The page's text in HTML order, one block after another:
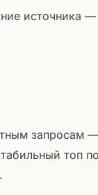
источника —
запросам
топ